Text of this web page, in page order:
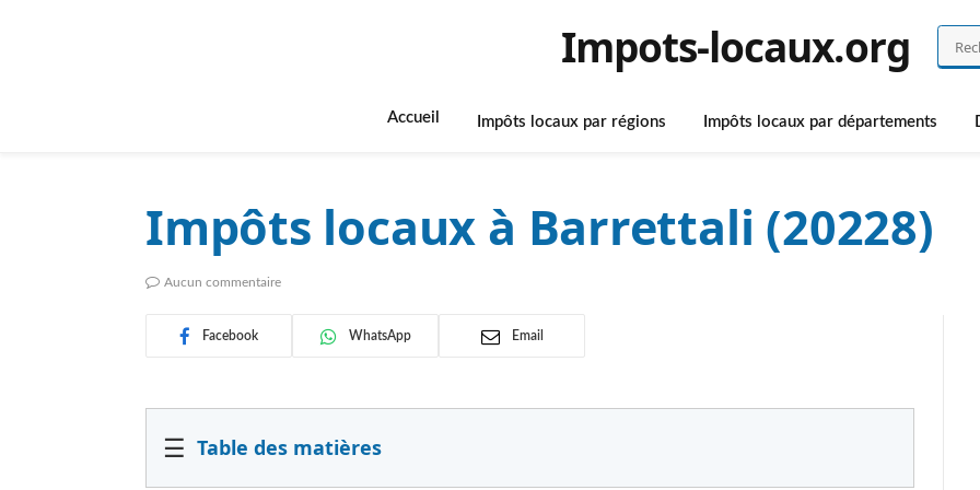
Impots-locaux.org
Accueil Impôts locaux par régions Impôts locaux par départements
Impôts locaux à Barrettali (20228)
Aucun commentaire
Facebook WhatsApp Email
☰ Table des matières